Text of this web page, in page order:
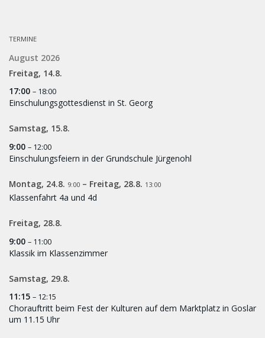
TERMINE
August 2026
Freitag, 14.8.
17:00 – 18:00
Einschulungsgottesdienst in St. Georg
Samstag, 15.8.
9:00 – 12:00
Einschulungsfeiern in der Grundschule Jürgenohl
Montag, 24.8. 9:00 – Freitag, 28.8. 13:00
Klassenfahrt 4a und 4d
Freitag, 28.8.
9:00 – 11:00
Klassik im Klassenzimmer
Samstag, 29.8.
11:15 – 12:15
Chorauftritt beim Fest der Kulturen auf dem Marktplatz in Goslar
um 11.15 Uhr